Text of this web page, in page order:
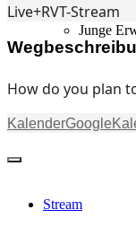
Junge
Fotos
Stream
Live+RVT-Stream
How do you plan
Kalender